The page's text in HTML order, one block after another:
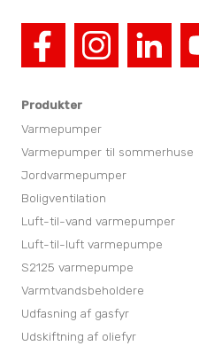
Produkter
Varmepumper
Varmepumper til sommerhuse
Jordvarmepumper
Boligventilation
Luft-til-vand varmepumper
Luft-til-luft varmepumpe
S2125 varmepumpe
Varmtvandsbeholdere
Udfasning af gasfyr
Udskiftning af oliefyr